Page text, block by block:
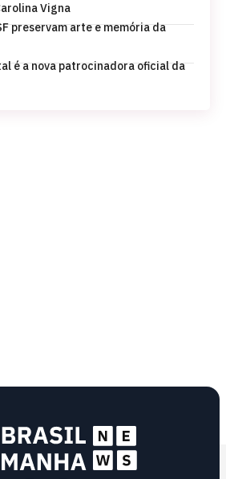
Vigna
preservam arte e memória da
é a nova patrocinadora oficial da